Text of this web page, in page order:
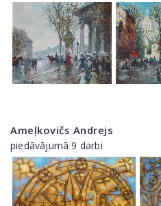
Ameļkovičs Andrejs
piedāvājumā 9 darbi